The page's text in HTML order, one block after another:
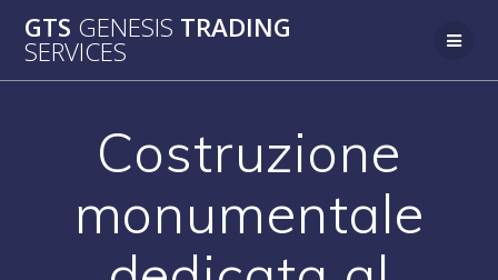
au
GTS GENESIS TRADING
SERVICES
Costruzione
monumentale